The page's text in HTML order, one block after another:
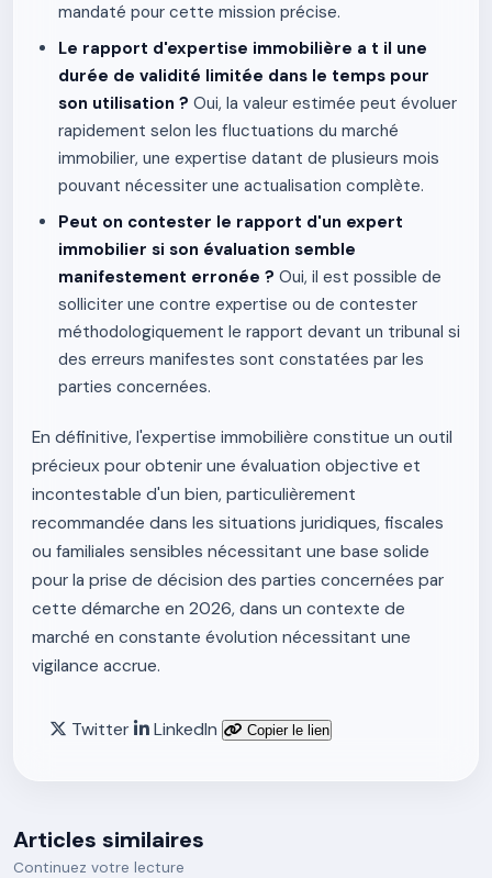
mandaté pour cette mission précise.
Le rapport d'expertise immobilière a t il une
durée de validité limitée dans le temps pour
son utilisation ? Oui, la valeur estimée peut évoluer
rapidement selon les fluctuations du marché
immobilier, une expertise datant de plusieurs mois
pouvant nécessiter une actualisation complète.
Peut on contester le rapport d'un expert
immobilier si son évaluation semble
manifestement erronée ? Oui, il est possible de
solliciter une contre expertise ou de contester
méthodologiquement le rapport devant un tribunal si
des erreurs manifestes sont constatées par les
parties concernées.
En définitive, l'expertise immobilière constitue un outil
précieux pour obtenir une évaluation objective et
incontestable d'un bien, particulièrement
recommandée dans les situations juridiques, fiscales
ou familiales sensibles nécessitant une base solide
pour la prise de décision des parties concernées par
cette démarche en 2026, dans un contexte de
marché en constante évolution nécessitant une
vigilance accrue.
Twitter LinkedIn Copier le lien
Articles similaires
Continuez votre lecture